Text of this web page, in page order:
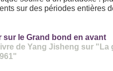
sur des périodes entières
sur le Grand bond en avant
de Yang Jisheng sur "La